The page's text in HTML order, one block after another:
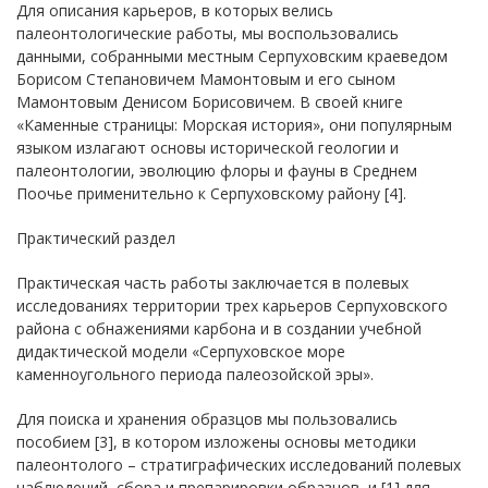
Для описания карьеров, в которых велись
палеонтологические работы, мы воспользовались
данными, собранными местным Серпуховским краеведом
Борисом Степановичем Мамонтовым и его сыном
Мамонтовым Денисом Борисовичем. В своей книге
«Каменные страницы: Морская история», они популярным
языком излагают основы исторической геологии и
палеонтологии, эволюцию флоры и фауны в Среднем
Поочье применительно к Серпуховскому району [4].
Практический раздел
Практическая часть работы заключается в полевых
исследованиях территории трех карьеров Серпуховского
района с обнажениями карбона и в создании учебной
дидактической модели «Серпуховское море
каменноугольного периода палеозойской эры».
Для поиска и хранения образцов мы пользовались
пособием [3], в котором изложены основы методики
палеонтолого – стратиграфических исследований полевых